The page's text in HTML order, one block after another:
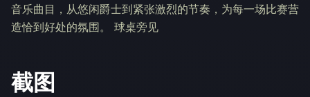
音乐曲目，从悠闲爵士到紧张激烈的节奏，为每一场比赛营
造恰到好处的氛围。 球桌旁见
截图